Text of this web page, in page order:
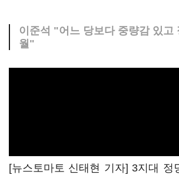
이준석 "어느 당보다 중량감 있고
월"
[뉴스토마토 신태현 기자] 3지대 정